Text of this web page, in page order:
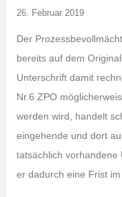
26. Februar 2019
Der
bereits auf dem
Unterschrift damit
Nr.6 ZPO
werden wird, handelt
eingehende und dort
tatsächlich vorhandene
er dadurch eine Frist